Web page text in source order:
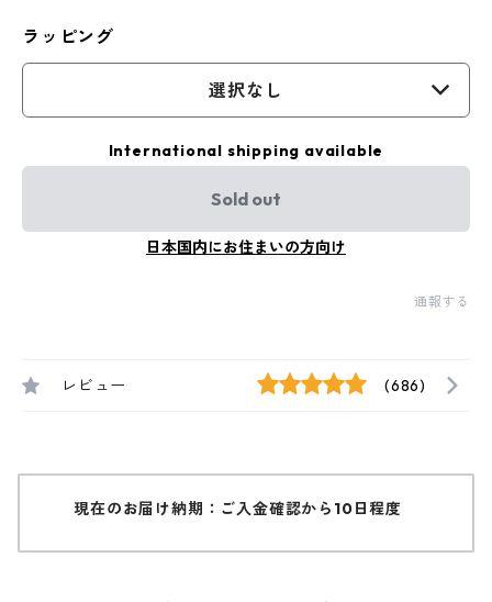
ラッピング
選択なし
International shipping available
Sold out
日本国内にお住まいの方向け
通報する
レビュー (686)
現在のお届け納期：ご入金確認から10日程度